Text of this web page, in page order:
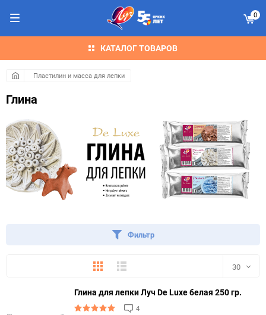
КАТАЛОГ ТОВАРОВ
0
Пластилин и масса для лепки
Глина
Фильтр
ПлиткаПодробно 30
30
Глина для лепки Луч De Luxe белая 250 гр.
4